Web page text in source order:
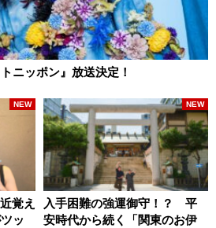
ニッポン』放送決定！
覚え
ッ
NEW
入手困難の強運御守！？ 平
安時代から続く「関東のお伊
NEW